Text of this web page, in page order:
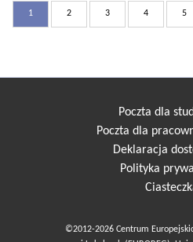
1 2 3 4 5
Poczta dla
Poczta dla
Deklaracja
Polityka
©2012-2026 Centrum